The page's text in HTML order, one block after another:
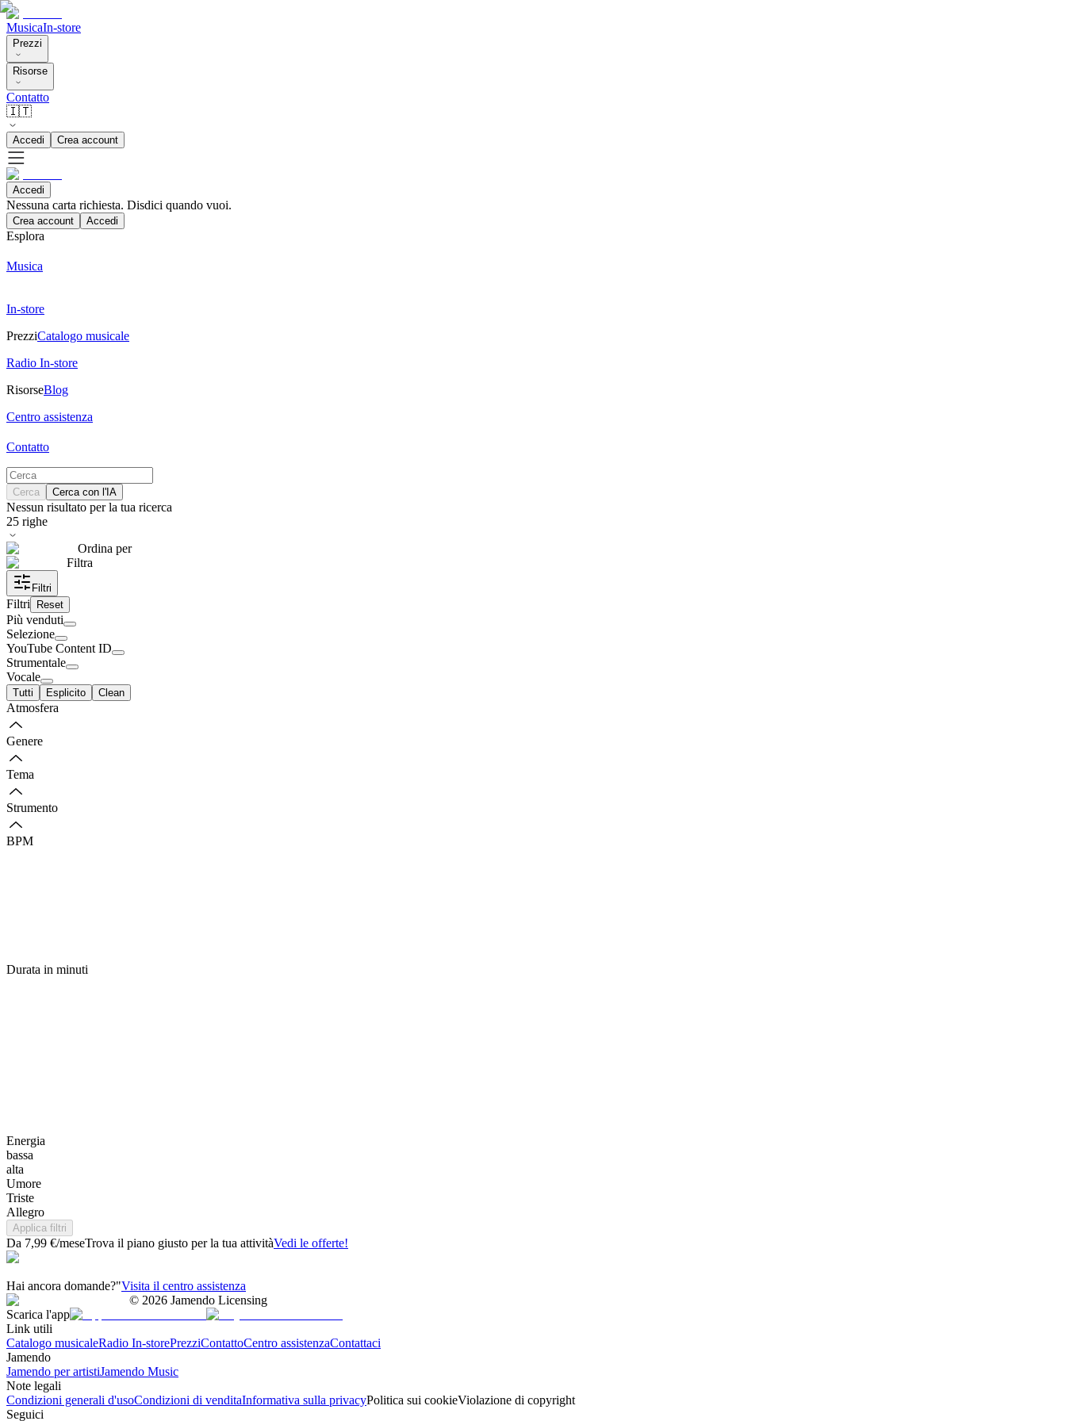
MusicaIn-store
Prezzi
Risorse
Contatto
🇮🇹
Accedi Crea account
Accedi
Nessuna carta richiesta. Disdici quando vuoi.
Crea account Accedi
Esplora
Musica
In-store
PrezziCatalogo musicale
Radio In-store
RisorseBlog
Centro assistenza
Contatto
Cerca Cerca con l'IA
Nessun risultato per la tua ricerca
25 righe
Ordina per
Filtra
Filtri
Filtri Reset
Più venduti
Selezione
YouTube Content ID
Strumentale
Vocale
Tutti Esplicito Clean
Atmosfera
Genere
Tema
Strumento
BPM
Durata in minuti
Energia
bassa
alta
Umore
Triste
Allegro
Applica filtri
Da 7,99 €/meseTrova il piano giusto per la tua attivitàVedi le offerte!
Hai ancora domande?"Visita il centro assistenza
© 2026 Jamendo Licensing
Scarica l'app
Link utili
Catalogo musicaleRadio In-storePrezziContattoCentro assistenzaContattaci
Jamendo
Jamendo per artistiJamendo Music
Note legali
Condizioni generali d'usoCondizioni di venditaInformativa sulla privacyPolitica sui cookieViolazione di copyright
Seguici